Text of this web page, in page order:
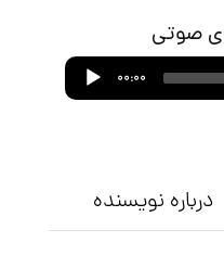
صوتی
00:00
درباره نویسنده